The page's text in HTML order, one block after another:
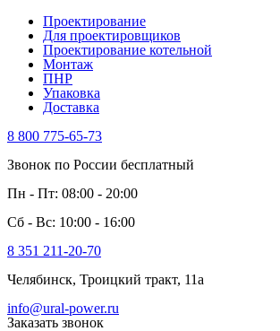
Проектирование
Для проектировщиков
Проектирование котельной
Монтаж
ПНР
Упаковка
Доставка
8 800 775-65-73
Звонок по России бесплатный
Пн - Пт: 08:00 - 20:00
Сб - Вс: 10:00 - 16:00
8 351 211-20-70
Челябинск, Троицкий тракт, 11а
info@ural-power.ru
Заказать звонок